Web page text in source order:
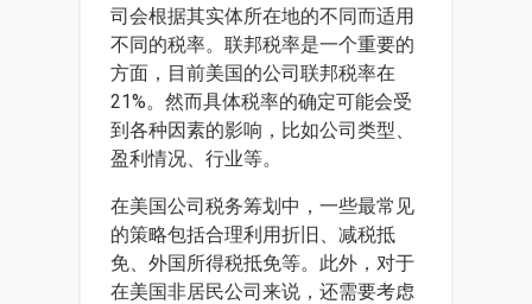
司会根据其实体所在地的不同而适用
不同的税率。联邦税率是一个重要的
方面，目前美国的公司联邦税率在
21%。然而具体税率的确定可能会受
到各种因素的影响，比如公司类型、
盈利情况、行业等。
在美国公司税务筹划中，一些最常见
的策略包括合理利用折旧、减税抵
免、外国所得税抵免等。此外，对于
在美国非居民公司来说，还需要考虑